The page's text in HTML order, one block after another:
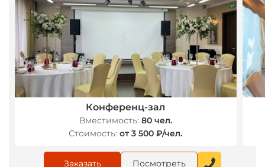
Конференц-зал
Вместимость: 80 чел.
Стоимость: от 3 500 ₽/чел.
Заказать Посмотреть